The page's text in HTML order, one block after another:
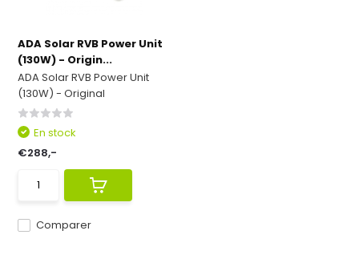
ADA Solar RVB Power Unit
(130W) - Origin...
ADA Solar RVB Power Unit
(130W) - Original
Comparer
En stock
€288,-